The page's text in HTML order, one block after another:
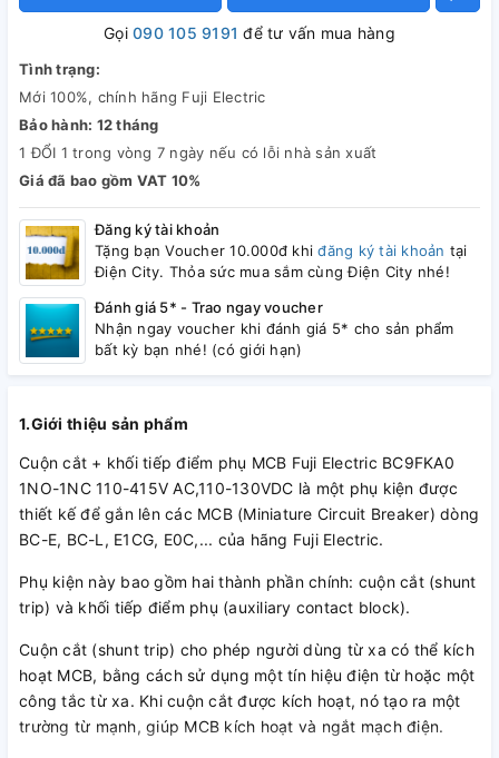
Gọi090 105 9191 để tư vấn mua hàng
Tình trạng:
Mới 100%, chính hãng Fuji Electric
Bảo hành: 12 tháng
1 ĐỔI 1 trong vòng 7 ngày nếu có lỗi nhà sản xuất
Giá đã bao gồm VAT 10%
Đăng ký tài khoản
Tặng bạn Voucher 10.000đ khiđăng ký tài khoản tại
Điện City. Thỏa sức mua sắm cùng Điện City nhé!
Đánh giá 5* - Trao ngay voucher
Nhận ngay voucher khi đánh giá 5* cho sản phẩm
bất kỳ bạn nhé! (có giới hạn)
1.Giới thiệu sản phẩm
Cuộn cắt + khối tiếp điểm phụ MCB Fuji Electric BC9FKA0
1NO-1NC 110-415V AC,110-130VDC là một phụ kiện được
thiết kế để gắn lên các MCB (Miniature Circuit Breaker) dòng
BC-E, BC-L, E1CG, E0C,... của hãng Fuji Electric.
Phụ kiện này bao gồm hai thành phần chính: cuộn cắt (shunt
trip) và khối tiếp điểm phụ (auxiliary contact block).
Cuộn cắt (shunt trip) cho phép người dùng từ xa có thể kích
hoạt MCB, bằng cách sử dụng một tín hiệu điện từ hoặc một
công tắc từ xa. Khi cuộn cắt được kích hoạt, nó tạo ra một
trường từ mạnh, giúp MCB kích hoạt và ngắt mạch điện.